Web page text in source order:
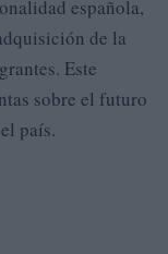
española,
de la
Este
sobre el futuro
país.